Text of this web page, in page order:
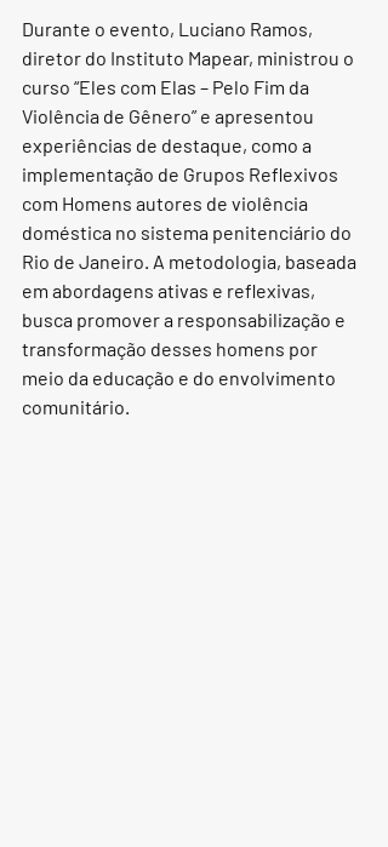
Durante o evento, Luciano Ramos,
diretor do Instituto Mapear, ministrou o
curso “Eles com Elas – Pelo Fim da
Violência de Gênero” e apresentou
experiências de destaque, como a
implementação de Grupos Reflexivos
com Homens autores de violência
doméstica no sistema penitenciário do
Rio de Janeiro. A metodologia, baseada
em abordagens ativas e reflexivas,
busca promover a responsabilização e
transformação desses homens por
meio da educação e do envolvimento
comunitário.